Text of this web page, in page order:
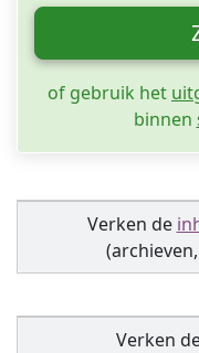
of gebruik het
binnen
Verken de
Verken